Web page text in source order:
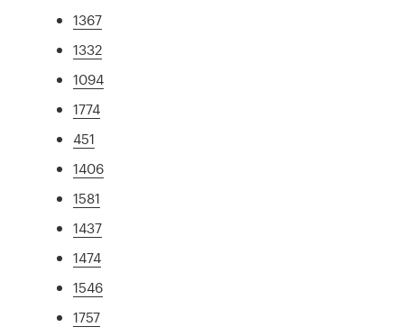
1367
1332
1094
1774
451
1406
1581
1437
1474
1546
1757